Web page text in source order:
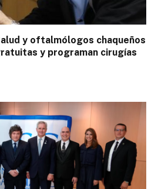
y oftalmólogos chaqueños
y programan cirugías